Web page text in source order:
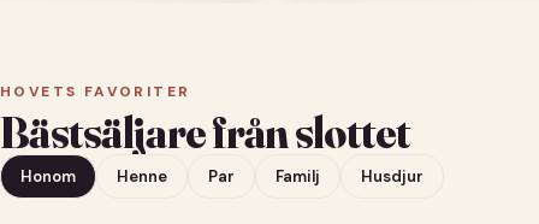
HOVETS FAVORITER
Bästsäljare från slottet
Honom Henne Par Familj Husdjur